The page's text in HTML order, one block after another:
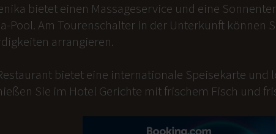
bietet einen Massageservice und eine
Pool. Am Tourenschalter in der Unterkunft können
arrangieren.
bietet eine internationale Speisekarte und
Sie im Hotel Gerichte mit frischem Fisch und